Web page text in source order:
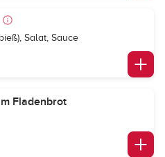
Salat, Sauce
Fladenbrot